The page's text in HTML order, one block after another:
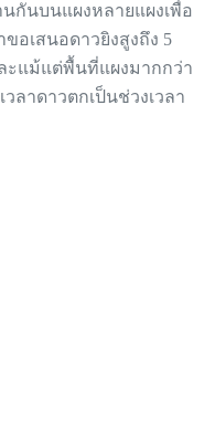
กันบนแผงหลายแผงเพื่อ
อเสนอดาวยิงสูงถึง 5
ะแม้แต่พื้นที่แผงมากกว่า
ลาดาวตกเป็นช่วงเวลา